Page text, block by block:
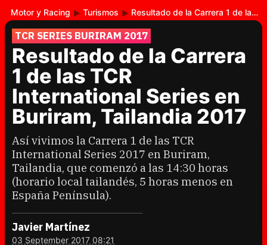
Motor y Racing Turismos Resultado de la Carrera 1 de las TCR International Series en Buriram, Tailandia 2017
TCR SERIES BURIRAM 2017
Resultado de la Carrera
1 de las TCR
International Series en
Buriram, Tailandia 2017
Así vivimos la Carrera 1 de las TCR
International Series 2017 en Buriram,
Tailandia, que comenzó a las 14:30 horas
(horario local tailandés, 5 horas menos en
España Península).
Javier Martínez
03 September 2017 08:21